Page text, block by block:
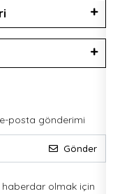
posta gönderimi
Gönder
olmak için